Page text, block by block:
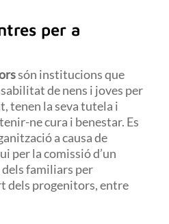
per a
són institucions que
de nens i joves per
tenen la seva tutela i
ne cura i benestar. Es
a causa de
per la comissió d’un
familiars per
dels progenitors, entre